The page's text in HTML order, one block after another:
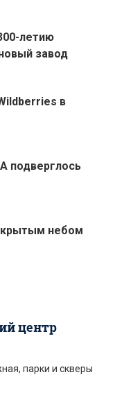
летию
завод
в
подверглось
небом
центр
парки и скверы